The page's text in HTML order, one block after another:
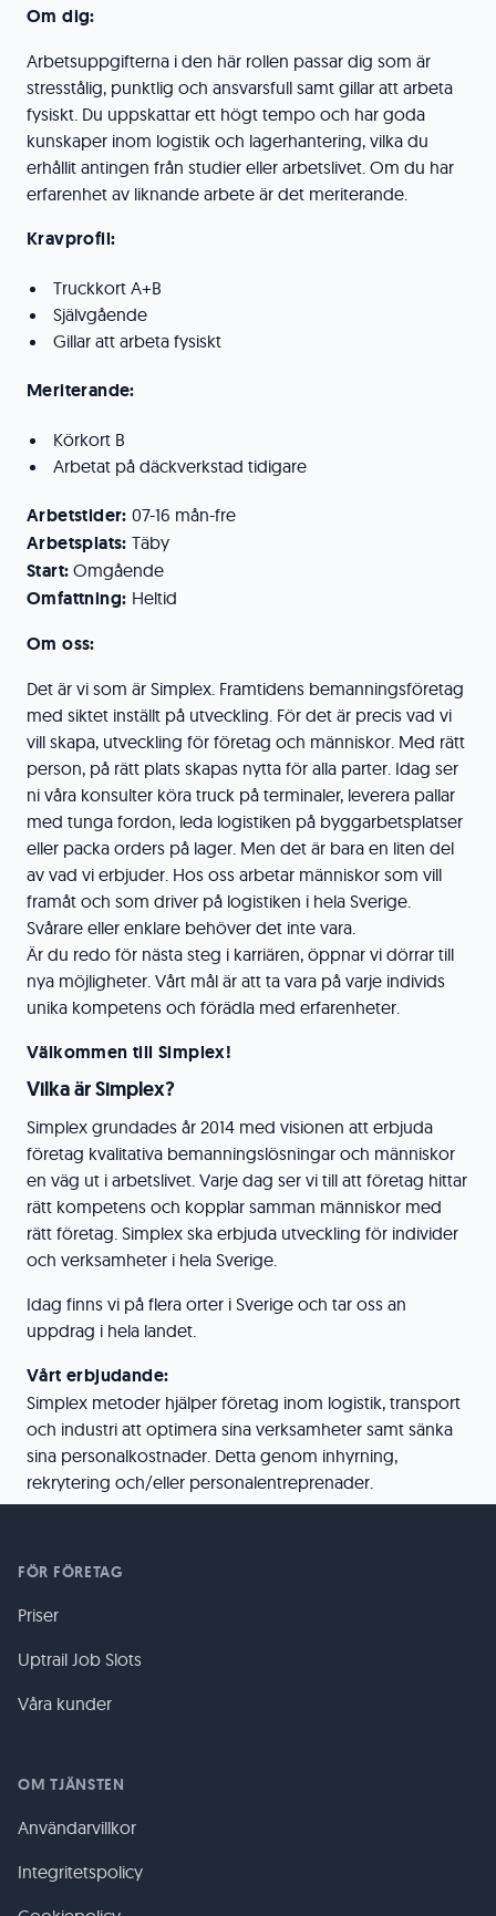
Om dig:
Arbetsuppgifterna i den här rollen passar dig som är
stresstålig, punktlig och ansvarsfull samt gillar att arbeta
fysiskt. Du uppskattar ett högt tempo och har goda
kunskaper inom logistik och lagerhantering, vilka du
erhållit antingen från studier eller arbetslivet. Om du har
erfarenhet av liknande arbete är det meriterande.
Kravprofil:
Truckkort A+B
Självgående
Gillar att arbeta fysiskt
Meriterande:
Körkort B
Arbetat på däckverkstad tidigare
Arbetstider: 07-16 mån-fre
Arbetsplats: Täby
Start: Omgående
Omfattning: Heltid
Om oss:
Det är vi som är Simplex. Framtidens bemanningsföretag
med siktet inställt på utveckling. För det är precis vad vi
vill skapa, utveckling för företag och människor. Med rätt
person, på rätt plats skapas nytta för alla parter. Idag ser
ni våra konsulter köra truck på terminaler, leverera pallar
med tunga fordon, leda logistiken på byggarbetsplatser
eller packa orders på lager. Men det är bara en liten del
av vad vi erbjuder. Hos oss arbetar människor som vill
framåt och som driver på logistiken i hela Sverige.
Svårare eller enklare behöver det inte vara.
Är du redo för nästa steg i karriären, öppnar vi dörrar till
nya möjligheter. Vårt mål är att ta vara på varje individs
unika kompetens och förädla med erfarenheter.
Välkommen till Simplex!
Vilka är Simplex?
Simplex grundades år 2014 med visionen att erbjuda
företag kvalitativa bemanningslösningar och människor
en väg ut i arbetslivet. Varje dag ser vi till att företag hittar
rätt kompetens och kopplar samman människor med
rätt företag. Simplex ska erbjuda utveckling för individer
och verksamheter i hela Sverige.
Idag finns vi på flera orter i Sverige och tar oss an
uppdrag i hela landet.
Vårt erbjudande:
Simplex metoder hjälper företag inom logistik, transport
och industri att optimera sina verksamheter samt sänka
sina personalkostnader. Detta genom inhyrning,
rekrytering och/eller personalentreprenader.
FÖR FÖRETAG
Priser
Uptrail Job Slots
Våra kunder
OM TJÄNSTEN
Användarvillkor
Integritetspolicy